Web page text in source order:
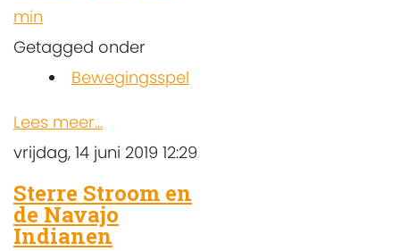
min
Getagged onder
Bewegingsspel
Lees meer...
vrijdag, 14 juni 2019 12:29
Sterre Stroom en
de Navajo
Indianen